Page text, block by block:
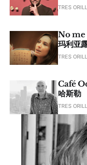
TRES
No me
玛利亚
TRES
Café
哈斯勒
TRES